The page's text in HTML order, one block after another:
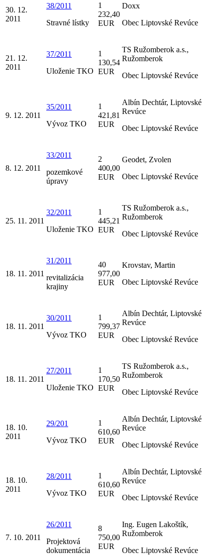
30. 12.
2011
38/2011
Stravné lístky
1
232,40
EUR
Doxx
Obec Liptovské Revúce
21. 12.
2011
37/2011
Uloženie TKO
1
130,54
EUR
TS Ružomberok a.s.,
Ružomberok
Obec Liptovské Revúce
9. 12. 2011
35/2011
Vývoz TKO
1
421,81
EUR
Albín Dechtár, Liptovské
Revúce
Obec Liptovské Revúce
8. 12. 2011
33/2011
pozemkové
úpravy
2
400,00
EUR
Geodet, Zvolen
Obec Liptovské Revúce
25. 11. 2011
32/2011
Uloženie TKO
1
445,21
EUR
TS Ružomberok a.s.,
Ružomberok
Obec Liptovské Revúce
18. 11. 2011
31/2011
revitalizácia
krajiny
40
977,00
EUR
Krovstav, Martin
Obec Liptovské Revúce
18. 11. 2011
30/2011
Vývoz TKO
1
799,37
EUR
Albín Dechtár, Liptovské
Revúce
Obec Liptovské Revúce
18. 11. 2011
27/2011
Uloženie TKO
1
170,50
EUR
TS Ružomberok a.s.,
Ružomberok
Obec Liptovské Revúce
18. 10.
2011
29/201
Vývoz TKO
1
610,60
EUR
Albín Dechtár, Liptovské
Revúce
Obec Liptovské Revúce
18. 10.
2011
28/2011
Vývoz TKO
1
610,60
EUR
Albín Dechtár, Liptovské
Revúce
Obec Liptovské Revúce
7. 10. 2011
26/2011
Projektová
dokumentácia
8
750,00
EUR
Ing. Eugen Lakoštík,
Ružomberok
Obec Liptovské Revúce